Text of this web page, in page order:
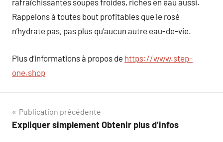
rafraîchissantes soupes froides, riches en eau aussi.
Rappelons à toutes bout profitables que le rosé
n’hydrate pas, pas plus qu’aucun autre eau-de-vie.
Plus d’informations à propos de https://www.step-
one.shop
Navigation
de
Publication précédente
Expliquer simplement Obtenir plus d’infos